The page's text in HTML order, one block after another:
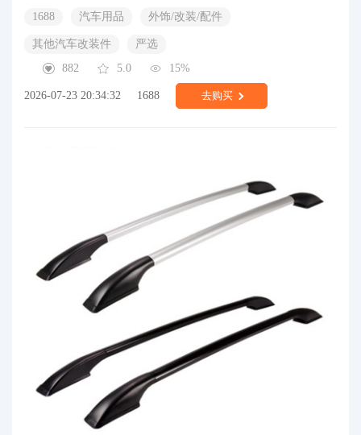
1688 汽车用品 外饰/改装/配件
其他汽车改装件
严选
882
5.0 15%
2026-07-23 20:34:32 1688 去购买